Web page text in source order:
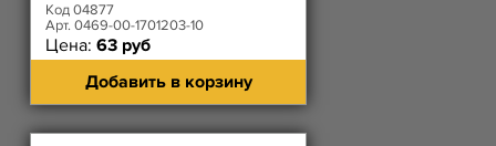
Код 04877
Арт. 0469-00-1701203-10
Цена: 63 руб
Добавить в корзину